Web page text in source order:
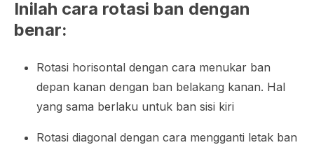
Inilah cara rotasi ban dengan
benar:
Rotasi horisontal dengan cara menukar ban
depan kanan dengan ban belakang kanan. Hal
yang sama berlaku untuk ban sisi kiri
Rotasi diagonal dengan cara mengganti letak ban